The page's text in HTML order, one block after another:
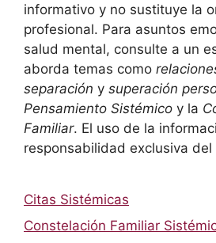
informativo y no sustituye la
profesional. Para asuntos
salud mental, consulte a un
aborda temas como
separación y superación
Pensamiento Sistémico y la
Familiar. El uso de la
responsabilidad exclusiva del
Citas Sistémicas
Constelación Familiar